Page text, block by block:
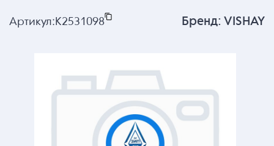
Артикул: K2531098 Бренд: VISHAY